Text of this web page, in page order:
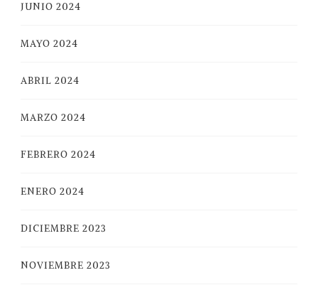
JUNIO 2024
MAYO 2024
ABRIL 2024
MARZO 2024
FEBRERO 2024
ENERO 2024
DICIEMBRE 2023
NOVIEMBRE 2023